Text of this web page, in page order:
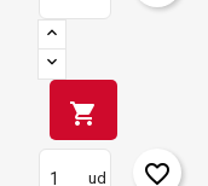
shopping_cart
ud favorite_border